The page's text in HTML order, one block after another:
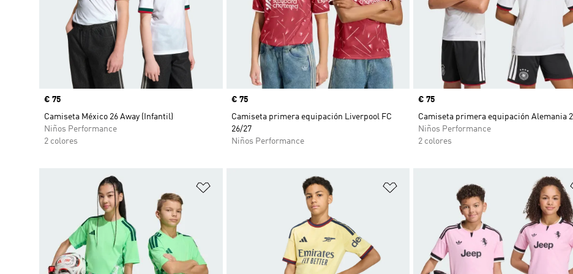
Precio
€ 75
Camiseta México 26 Away (Infantil)
Niños Performance
2 colores
Precio
€ 75
Camiseta primera equipación Liverpool FC
26/27
Niños Performance
Precio
€ 75
Camiseta primera equipación Alemania
Niños Performance
2 colores
Añadir a la lista de deseos Añadir a la lista de deseos